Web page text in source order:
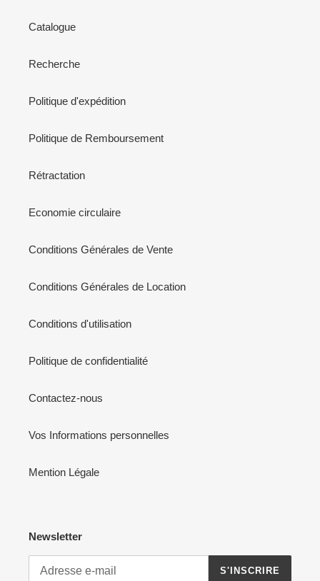
Catalogue
Recherche
Politique d'expédition
Politique de Remboursement
Rétractation
Economie circulaire
Conditions Générales de Vente
Conditions Générales de Location
Conditions d'utilisation
Politique de confidentialité
Contactez-nous
Vos Informations personnelles
Mention Légale
Newsletter
S'INSCRIRE